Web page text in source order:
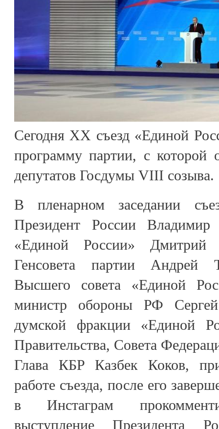
Сегодня XX съезд «Единой
программу партии, с которой
депутатов Госдумы VIII созыва.
В пленарном заседании
Президент России Владимир
«Единой России» Дмитрий
Генсовета партии Андрей
Высшего совета «Единой
министр обороны РФ
думской фракции «Единой
Правительства, Совета
Глава КБР Казбек Коков,
работе съезда, после его
в Инстаграм
выступление Президента